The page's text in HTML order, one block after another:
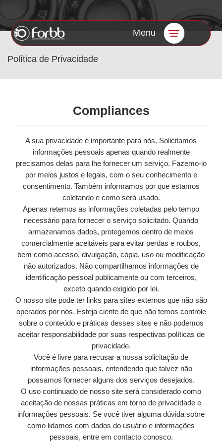
Menu
Política de Privacidade
Compliances
A sua privacidade é importante para nós. Solicitamos
informações pessoais apenas quando realmente
precisamos delas para lhe fornecer um serviço. Fazemo-lo
por meios justos e legais, com o seu conhecimento e
consentimento. Também informamos por que estamos
coletando e como será usado.
Apenas retemos as informações coletadas pelo tempo
necessário para fornecer o serviço solicitado. Quando
armazenamos dados, protegemos dentro de meios
comercialmente aceitáveis ​​para evitar perdas e roubos,
bem como acesso, divulgação, cópia, uso ou modificação
não autorizados. Não compartilhamos informações de
identificação pessoal publicamente ou com terceiros,
exceto quando exigido por lei.
O nosso site pode ter links para sites externos que não são
operados por nós. Esteja ciente de que não temos controle
sobre o conteúdo e práticas desses sites e não podemos
aceitar responsabilidade por suas respectivas políticas de
privacidade.
Você é livre para recusar a nossa solicitação de
informações pessoais, entendendo que talvez não
possamos fornecer alguns dos serviços desejados.
O uso continuado de nosso site será considerado como
aceitação de nossas práticas em torno de privacidade e
informações pessoais. Se você tiver alguma dúvida sobre
como lidamos com dados do usuário e informações
pessoais, entre em contacto conosco.